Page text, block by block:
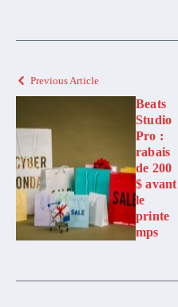
Previous Article
Beats
Studio
Pro :
rabais
de 200
$ avant
le
printe
mps